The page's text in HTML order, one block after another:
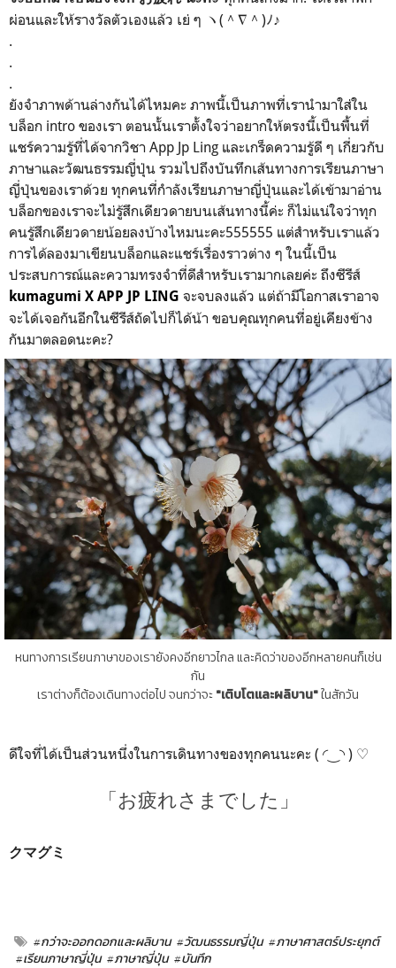
ผ่อนและให้รางวัลตัวเองแล้ว เย่ ๆ ヽ(＾∇＾)ﾉ♪
.
.
.
ยังจำภาพด้านล่างกันได้ไหมคะ ภาพนี้เป็นภาพที่เรานำมาใส่ใน
บล็อก intro ของเรา ตอนนั้นเราตั้งใจว่าอยากให้ตรงนี้เป็นพื้นที่
แชร์ความรู้ที่ได้จากวิชา App Jp Ling และเกร็ดความรู้ดี ๆ เกี่ยวกับ
ภาษาและวัฒนธรรมญี่ปุ่น รวมไปถึงบันทึกเส้นทางการเรียนภาษา
ญี่ปุ่นของเราด้วย ทุกคนที่กำลังเรียนภาษาญี่ปุ่นและได้เข้ามาอ่าน
บล็อกของเราจะไม่รู้สึกเดียวดายบนเส้นทางนี้ค่ะ ก็ไม่แน่ใจว่าทุก
คนรู้สึกเดียวดายน้อยลงบ้างไหมนะคะ555555 แต่สำหรับเราแล้ว
การได้ลองมาเขียนบล็อกและแชร์เรื่องราวต่าง ๆ ในนี้เป็น
ประสบการณ์และความทรงจำที่ดีสำหรับเรามากเลยค่ะ ถึงซีรีส์
kumagumi X APP JP LING จะจบลงแล้ว แต่ถ้ามีโอกาสเราอาจ
จะได้เจอกันอีกในซีรีส์ถัดไปก็ได้น้า ขอบคุณทุกคนที่อยู่เคียงข้าง
กันมาตลอดนะคะ?
หนทางการเรียนภาษาของเรายังคงอีกยาวไกล และคิดว่าของอีกหลายคนก็เช่น
กัน
เราต่างก็ต้องเดินทางต่อไป จนกว่าจะ"เติบโตและผลิบาน"ในสักวัน
ดีใจที่ได้เป็นส่วนหนึ่งในการเดินทางของทุกคนนะคะ ( ◜‿◝ ) ♡
「お疲れさまでした」
クマグミ
#กว่าจะออกดอกและผลิบาน #วัฒนธรรมญี่ปุ่น #ภาษาศาสตร์ประยุกต์
#เรียนภาษาญี่ปุ่น #ภาษาญี่ปุ่น #บันทึก